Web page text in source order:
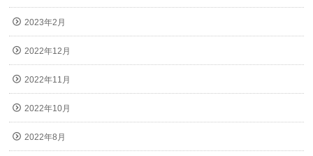
2023年2月
2022年12月
2022年11月
2022年10月
2022年8月